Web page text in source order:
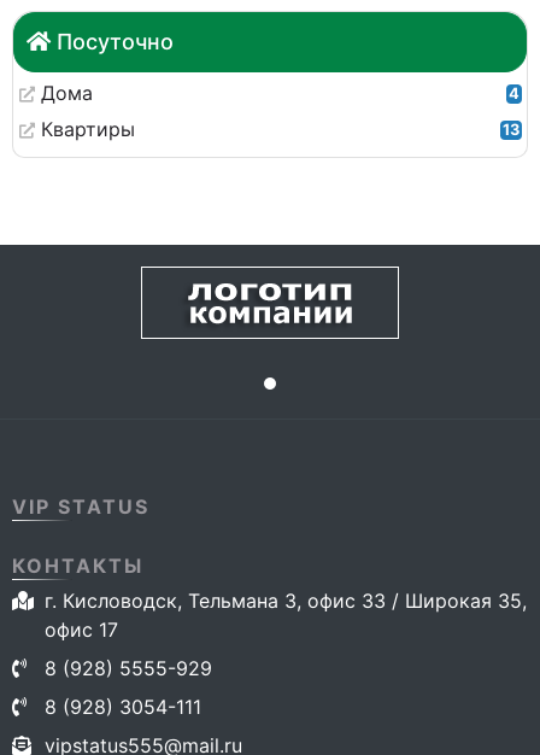
Посуточно
Дома 4
Квартиры 13
VIP STATUS
КОНТАКТЫ
г. Кисловодск, Тельмана 3, офис 33 / Широкая 35,
офис 17
8 (928) 5555-929
8 (928) 3054-111
vipstatus555@mail.ru